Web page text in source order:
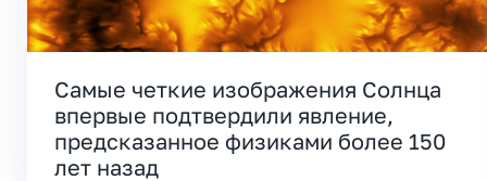
Самые четкие изображения Солнца
впервые подтвердили явление,
предсказанное физиками более 150
лет назад